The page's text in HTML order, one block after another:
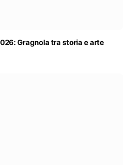
Gragnola tra storia e arte